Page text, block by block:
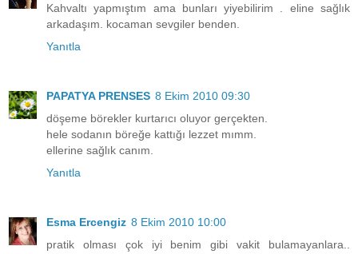
Kahvaltı yapmıştım ama bunları yiyebilirim . eline sağlık
arkadaşım. kocaman sevgiler benden.
Yanıtla
PAPATYA PRENSES 8 Ekim 2010 09:30
döşeme börekler kurtarıcı oluyor gerçekten.
hele sodanın böreğe kattığı lezzet mımm.
ellerine sağlık canım.
Yanıtla
Esma Ercengiz 8 Ekim 2010 10:00
pratik olması çok iyi benim gibi vakit bulamayanlara..